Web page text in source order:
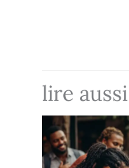
lire aussi